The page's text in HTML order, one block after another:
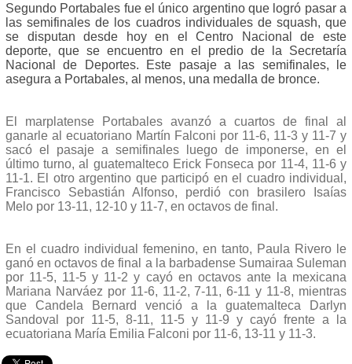
Segundo Portabales fue el único argentino que logró pasar a
las semifinales de los cuadros individuales de squash, que
se disputan desde hoy en el Centro Nacional de este
deporte, que se encuentro en el predio de la Secretaría
Nacional de Deportes. Este pasaje a las semifinales, le
asegura a Portabales, al menos, una medalla de bronce.
El marplatense Portabales avanzó a cuartos de final al
ganarle al ecuatoriano Martín Falconi por 11-6, 11-3 y 11-7 y
sacó el pasaje a semifinales luego de imponerse, en el
último turno, al guatemalteco Erick Fonseca por 11-4, 11-6 y
11-1. El otro argentino que participó en el cuadro individual,
Francisco Sebastián Alfonso, perdió con brasilero Isaías
Melo por 13-11, 12-10 y 11-7, en octavos de final.
En el cuadro individual femenino, en tanto, Paula Rivero le
ganó en octavos de final a la barbadense Sumairaa Suleman
por 11-5, 11-5 y 11-2 y cayó en octavos ante la mexicana
Mariana Narváez por 11-6, 11-2, 7-11, 6-11 y 11-8, mientras
que Candela Bernard venció a la guatemalteca Darlyn
Sandoval por 11-5, 8-11, 11-5 y 11-9 y cayó frente a la
ecuatoriana María Emilia Falconi por 11-6, 13-11 y 11-3.